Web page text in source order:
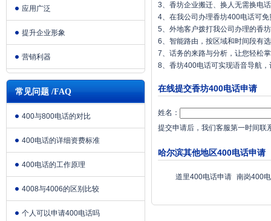
应用广泛
提升企业形象
营销利器
常见问题 /FAQ
400与800电话的对比
400电话的详细资费标准
400电话的工作原理
4008与4006的区别比较
个人可以申请400电话吗
3、香坊企业搬迁、换人无需换电
4、在我公司办理香坊400电话可
5、外地客户拨打我公司办理的香
6、智能路由，按区域和时间段有
7、话务的来路与分析，让您轻松
8、香坊400电话可实现语音导航
在线提交香坊400电话申请
姓名：
提交申请后，我们客服第一时间联
哈尔滨其他地区400电话申请
道里400电话申请 南岗400